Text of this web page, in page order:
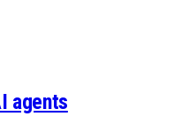
agents